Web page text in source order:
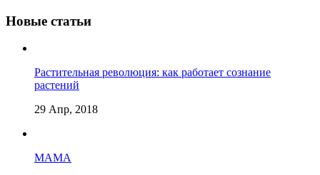
Новые статьи
Растительная революция: как работает сознание
растений
29 Апр, 2018
МАМА